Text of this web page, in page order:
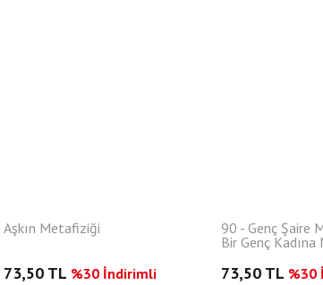
Aşkın Metafiziği
73,50 TL %30 İndirimli
90 - Genç Şaire
Bir Genç
73,50 TL %30